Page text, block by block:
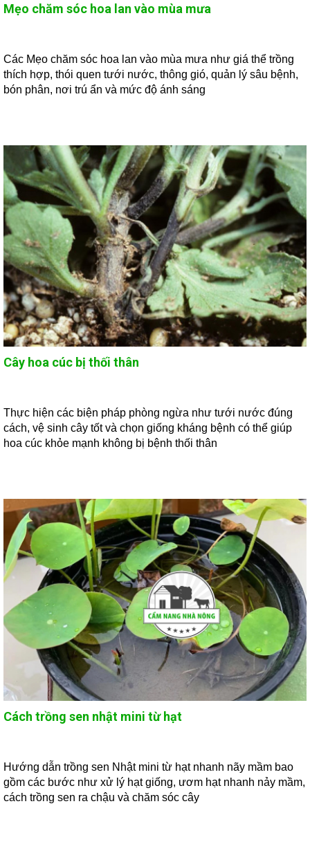
Mẹo chăm sóc hoa lan vào mùa mưa
Các Mẹo chăm sóc hoa lan vào mùa mưa như giá thể trồng
thích hợp, thói quen tưới nước, thông gió, quản lý sâu bệnh,
bón phân, nơi trú ẩn và mức độ ánh sáng
Cây hoa cúc bị thối thân
Thực hiện các biện pháp phòng ngừa như tưới nước đúng
cách, vệ sinh cây tốt và chọn giống kháng bệnh có thể giúp
hoa cúc khỏe mạnh không bị bệnh thối thân
Cách trồng sen nhật mini từ hạt
Hướng dẫn trồng sen Nhật mini từ hạt nhanh nãy mầm bao
gồm các bước như xử lý hạt giống, ươm hạt nhanh nảy mầm,
cách trồng sen ra chậu và chăm sóc cây